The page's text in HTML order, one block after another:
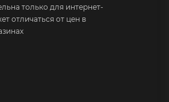
только для интернет-
отличаться от цен в